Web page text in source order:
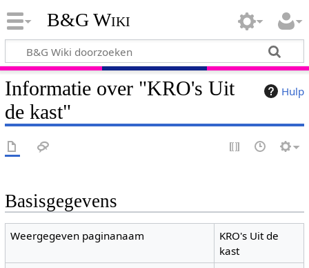
B&G Wiki
Hulp
Informatie over "KRO's Uit
de kast"
Basisgegevens
Weergegeven paginanaam
KRO's Uit de
kast